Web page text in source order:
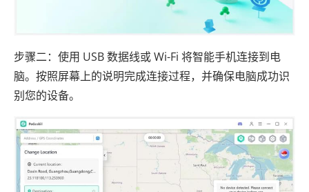
步骤二：使用 USB 数据线或 Wi-Fi 将智能手机连接到电
脑。按照屏幕上的说明完成连接过程，并确保电脑成功识
别您的设备。